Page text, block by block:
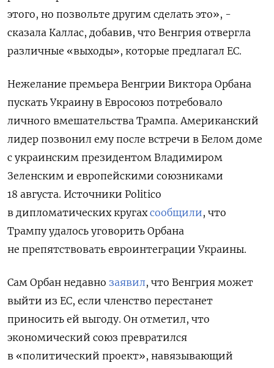
этого, но позвольте другим сделать это», -
сказала Каллас, добавив, что Венгрия отвергла
различные «выходы», которые предлагал ЕС.
Нежелание премьера Венгрии Виктора Орбана
пускать Украину в Евросоюз потребовало
личного вмешательства Трампа. Американский
лидер позвонил ему после встречи в Белом доме
с украинским президентом Владимиром
Зеленским и европейскими союзниками
18 августа. Источники Politico
в дипломатических кругахсообщили, что
Трампу удалось уговорить Орбана
не препятствовать евроинтеграции Украины.
Сам Орбан недавно заявил, что Венгрия может
выйти из ЕС, если членство перестанет
приносить ей выгоду. Он отметил, что
экономический союз превратился
в «политический проект», навязывающий